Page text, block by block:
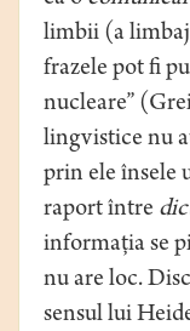
limbii (a
frazele pot fi
nucleare”
lingvistice nu
prin ele însele
raport între
informaţia se
nu are loc.
sensul lui